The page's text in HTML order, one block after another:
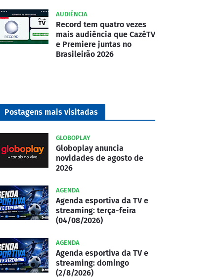
AUDIÊNCIA
Record tem quatro vezes
mais audiência que CazéTV
e Premiere juntas no
Brasileirão 2026
Postagens mais visitadas
GLOBOPLAY
Globoplay anuncia
novidades de agosto de
2026
AGENDA
Agenda esportiva da TV e
streaming: terça-feira
(04/08/2026)
AGENDA
Agenda esportiva da TV e
streaming: domingo
(2/8/2026)